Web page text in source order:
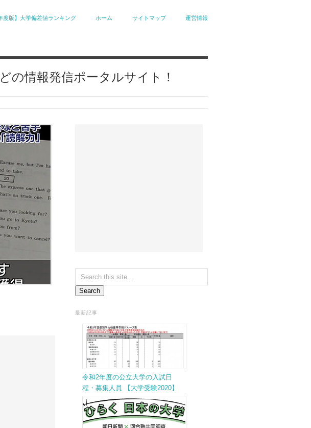
度版】大学偏差値ランキング ホーム サイトマップ 運営情報
の情報発信ポータルサイト！
最新記事
令和2年度の公立大学の入試日
程・募集人員 【大学受験2020】